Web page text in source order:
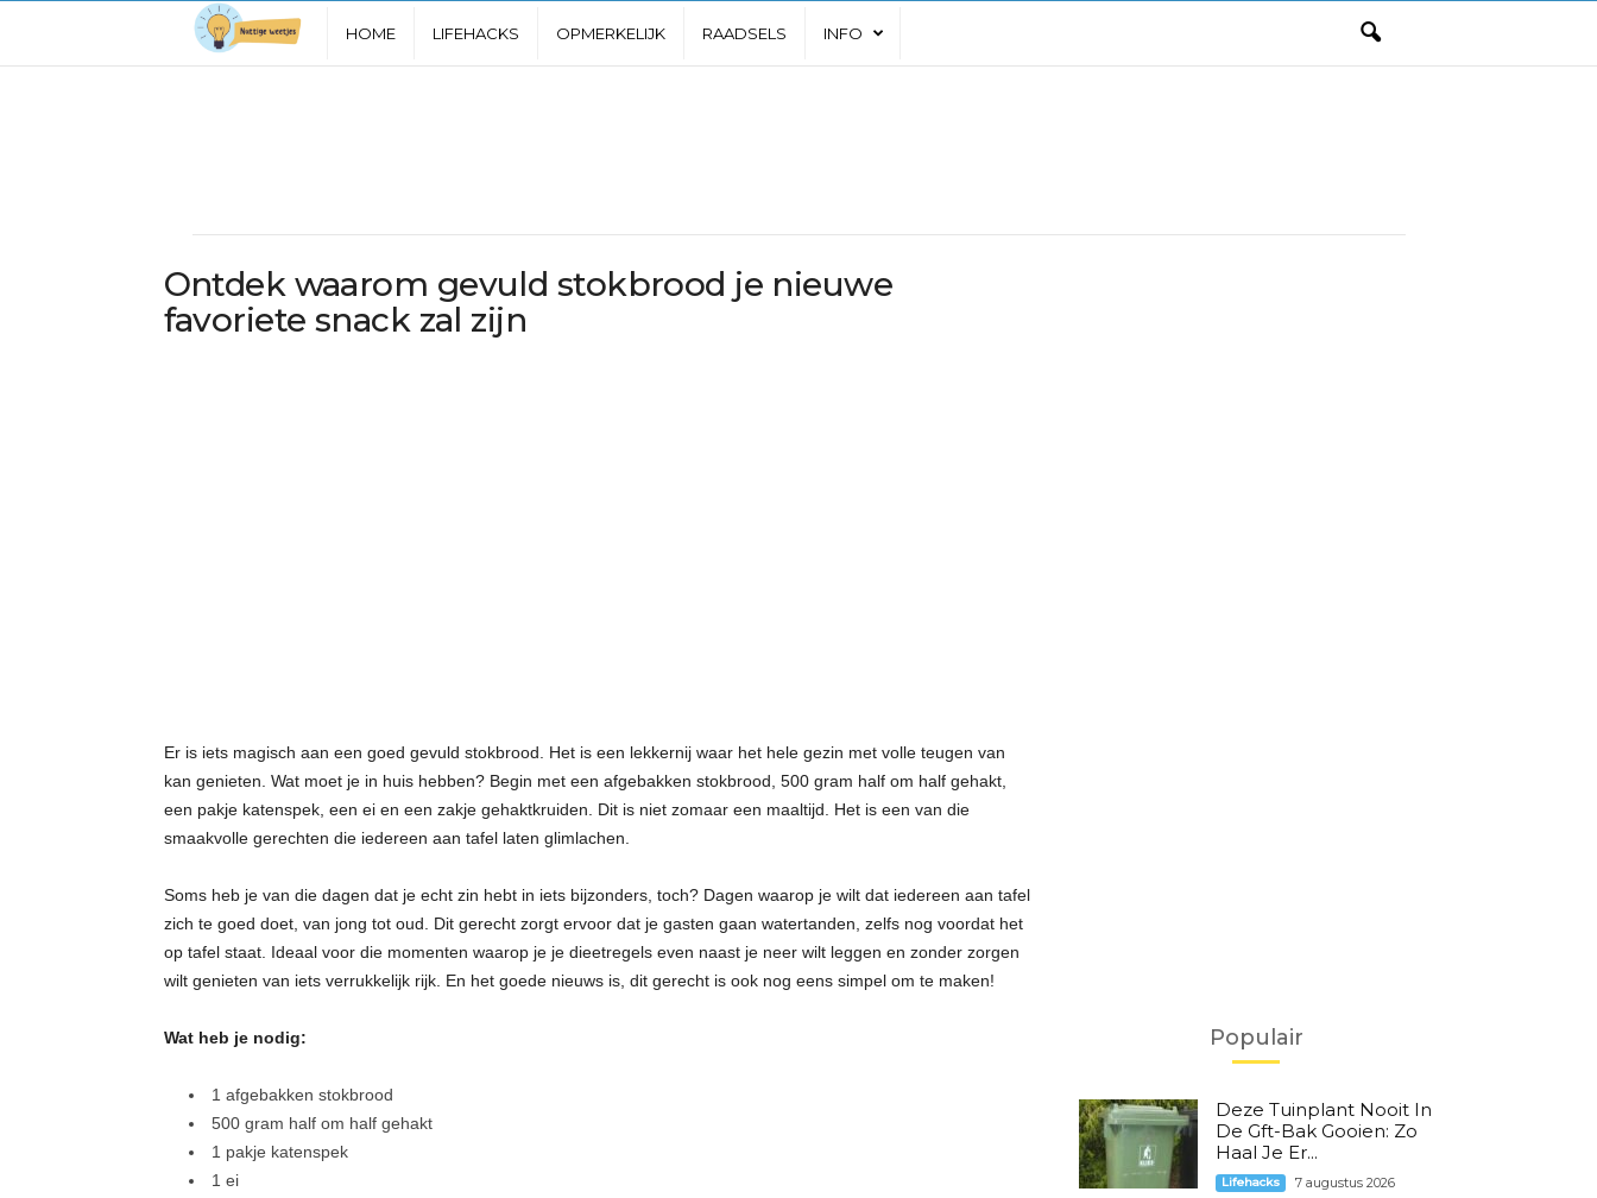
i
g
HOME LIFEHACKS OPMERKELIJK RAADSELS INFO
Ontdek waarom gevuld stokbrood je nieuwe
favoriete snack zal zijn
Er is iets magisch aan een goed gevuld stokbrood. Het is een lekkernij waar het hele gezin met volle teugen van
kan genieten. Wat moet je in huis hebben? Begin met een afgebakken stokbrood, 500 gram half om half gehakt,
een pakje katenspek, een ei en een zakje gehaktkruiden. Dit is niet zomaar een maaltijd. Het is een van die
smaakvolle gerechten die iedereen aan tafel laten glimlachen.
Soms heb je van die dagen dat je echt zin hebt in iets bijzonders, toch? Dagen waarop je wilt dat iedereen aan tafel
zich te goed doet, van jong tot oud. Dit gerecht zorgt ervoor dat je gasten gaan watertanden, zelfs nog voordat het
op tafel staat. Ideaal voor die momenten waarop je je dieetregels even naast je neer wilt leggen en zonder zorgen
wilt genieten van iets verrukkelijk rijk. En het goede nieuws is, dit gerecht is ook nog eens simpel om te maken!
Wat heb je nodig:
1 afgebakken stokbrood
500 gram half om half gehakt
1 pakje katenspek
1 ei
Populair
Deze Tuinplant Nooit In
De Gft-Bak Gooien: Zo
Haal Je Er...
Lifehacks 7 augustus 2026